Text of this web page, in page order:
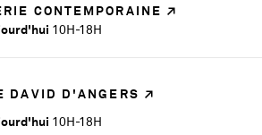
CONTEMPORAINE
10H-18H
DAVID D'ANGERS
10H-18H